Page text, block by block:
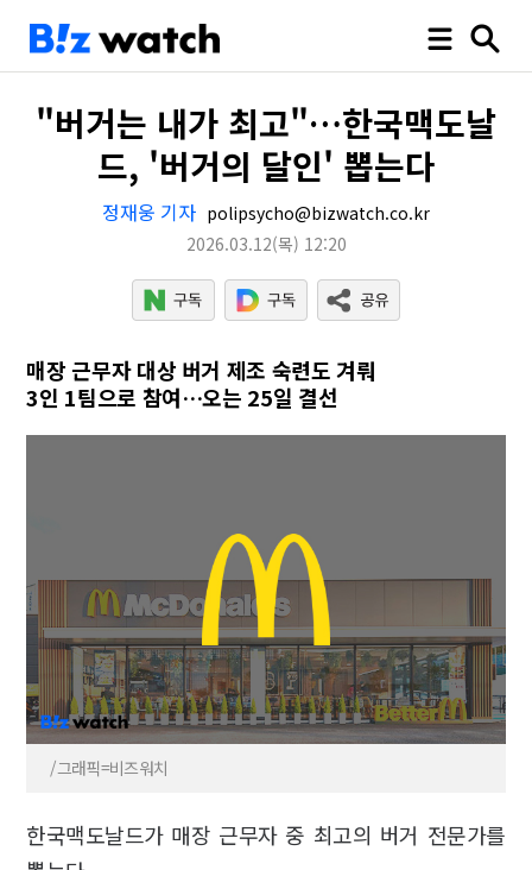
"버거는 내가 최고"…한국맥도날
드, '버거의 달인' 뽑는다
정재웅 기자 polipsycho@bizwatch.co.kr
2026.03.12(목) 12:20
매장 근무자 대상 버거 제조 숙련도 겨뤄
3인 1팀으로 참여…오는 25일 결선
/그래픽=비즈워치
한국맥도날드가 매장 근무자 중 최고의 버거 전문가를